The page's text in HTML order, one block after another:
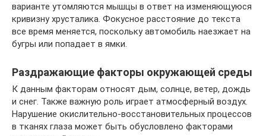
варианте утомляются мышцы в ответ на изменяющуюся
кривизну хрусталика. Фокусное расстояние до текста
все время меняется, поскольку автомобиль наезжает на
бугры или попадает в ямки.
Раздражающие факторы окружающей среды
К данным факторам относят дым, солнце, ветер, дождь
и снег. Также важную роль играет атмосферный воздух.
Нарушение окислительно-восстановительных процессов
в тканях глаза может быть обусловлено факторами